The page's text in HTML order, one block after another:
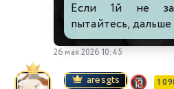
Если 1й не
пытайтесь,
26 мая 2026 10:45
aresgts 1